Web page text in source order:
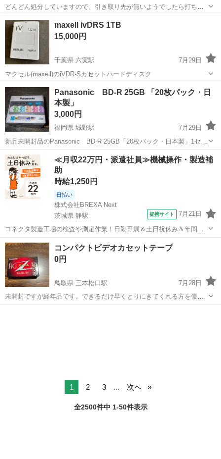
どんどん処分していますので、引き取り先が無いようでしたら打ち切
ります。 まとめて未確認段ボール何箱か有ります。 生テープや販売物
パッケージタイプテープ、レンタル落ちテープ色々です。 映画関連有
るか？等分かりませんので内容によ...
山口 岩国市
ビデオテープ
maxell ivDRS 1TB
15,000円
千葉県 六実駅
7月29日
マクセル(maxell)のiVDR-Sカセットハードディスク
千葉 鎌ケ谷市 映像プレーヤー、レコーダー
Panasonic BD-R 25GB 「20枚パック・日
本製」
3,000円
福岡県 城野駅
7月29日
新品未開封品のPanasonic BD-R 25GB「20枚パック・日本製」1セッ
トのみ ※配送は致しておりません。 受け渡し場所のパチンコ屋のアリ
ーナの横の、JR城野駅南口のロータリーで 直接受け渡しのみです!!...
福岡 北九州市 城野駅 映像プレーヤー、レコーダー
Panasonic
≪月収22万円・派遣社員≫機械操作・製造補
助
時給1,250円
日払い
株式会社BREXA Next
茨城県 静駅
提携サイト 7月21日
コネクタ製造工場の検査や測定作業！日勤専属＆土日祝休み＆年間休
日128日★クリーンルーム内作業★マイカー通勤OK＆無料駐車場あり
★就業先食堂利用可！日払い制度あり！《茨城県常陸大宮市》 人気の
工場のお仕事 ◇コネクタ製造工...
茨城 常陸大宮市 静駅 その他
コンパクトビデオカセットテープ
0円
鳥取県 三本松口駅
7月28日
未開封ですが経年品です。できるだけ早くとりにきてくれる方を優先
させていただきます。 よろしくおねがいします。
1 2 3 ... 次へ
全2500件中 1-50件表示